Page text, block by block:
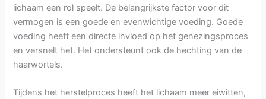
lichaam een rol speelt. De belangrijkste factor voor dit
vermogen is een goede en evenwichtige voeding. Goede
voeding heeft een directe invloed op het genezingsproces
en versnelt het. Het ondersteunt ook de hechting van de
haarwortels.
Tijdens het herstelproces heeft het lichaam meer eiwitten,